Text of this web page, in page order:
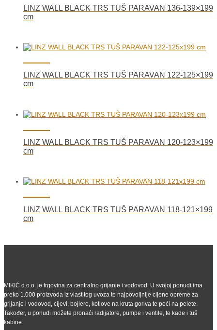
LINZ WALL BLACK TRS TUŠ PARAVAN 136-139×199
cm
LINZ WALL BLACK TRS TUŠ PARAVAN 122-125×199
cm
LINZ WALL BLACK TRS TUŠ PARAVAN 120-123×199
cm
LINZ WALL BLACK TRS TUŠ PARAVAN 118-121×199
cm
MIKIĆ d.o.o. je trgovina za centralno grijanje i vodovod. U svojoj ponudi ima
preko 1.000 proizvoda iz vlastitog uvoza te najpovoljnije cijene opreme za
grijanje i vodovod, cijevi, bojlere, kotlove na kruta goriva te peći na pelete.
Također, u ponudi možete pronaći radijatore, pumpe i ventile, te kade i tuš
kabine.